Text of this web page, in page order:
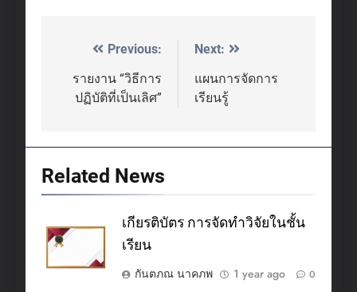
Post
navigation
Previous:
รายงาน “วิธีการ
ปฏิบัติที่เป็นเลิศ”
Next:
แผนการจัดการ
เรียนรู้
Related News
เกียรติบัตร การจัดทำวิจัยในชั้น
เรียน
กันตภณ นาคภพ
1 year ago 0